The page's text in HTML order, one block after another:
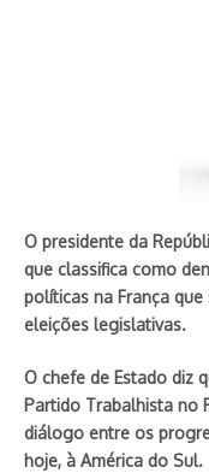
O presidente da
que classifica como
políticas na França
eleições legislativas.
O chefe de Estado diz
Partido Trabalhista no
diálogo entre os
hoje, à América do Sul.